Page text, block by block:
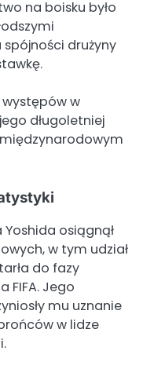
na boisku było
drużyny
występów w
długoletniej
osiągnął
w tym udział
do fazy
FIFA. Jego
mu uznanie
w lidze